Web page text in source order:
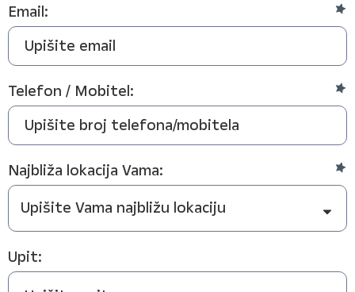
Email:
Telefon / Mobitel:
Najbliža lokacija Vama:
Upit: